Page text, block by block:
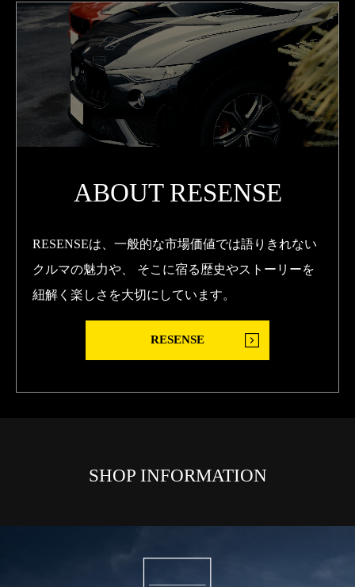
ABOUT RESENSE
RESENSEは、一般的な市場価値では語りきれない
クルマの魅力や、
そこに宿る歴史やストーリーを
紐解く楽しさを大切にしています。
RESENSE
SHOP INFORMATION